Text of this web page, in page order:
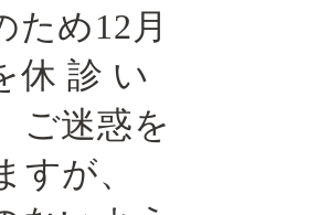
ため12月
休 診 い
ご迷惑を
すが、